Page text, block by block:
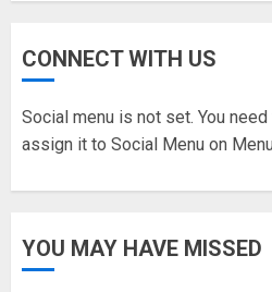
CONNECT WITH US
Social menu is not set. You
assign it to Social Menu on
YOU MAY HAVE MISSED